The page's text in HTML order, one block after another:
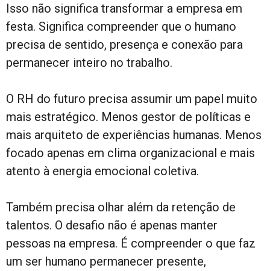
Isso não significa transformar a empresa em
festa. Significa compreender que o humano
precisa de sentido, presença e conexão para
permanecer inteiro no trabalho.
O RH do futuro precisa assumir um papel muito
mais estratégico. Menos gestor de políticas e
mais arquiteto de experiências humanas. Menos
focado apenas em clima organizacional e mais
atento à energia emocional coletiva.
Também precisa olhar além da retenção de
talentos. O desafio não é apenas manter
pessoas na empresa. É compreender o que faz
um ser humano permanecer presente,